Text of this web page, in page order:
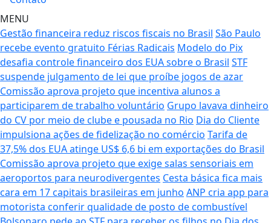
MENU
Gestão financeira reduz riscos fiscais no Brasil São Paulo
recebe evento gratuito Férias Radicais Modelo do Pix
desafia controle financeiro dos EUA sobre o Brasil STF
suspende julgamento de lei que proíbe jogos de azar
Comissão aprova projeto que incentiva alunos a
participarem de trabalho voluntário Grupo lavava dinheiro
do CV por meio de clube e pousada no Rio Dia do Cliente
impulsiona ações de fidelização no comércio Tarifa de
37,5% dos EUA atinge US$ 6,6 bi em exportações do Brasil
Comissão aprova projeto que exige salas sensoriais em
aeroportos para neurodivergentes Cesta básica fica mais
cara em 17 capitais brasileiras em junho ANP cria app para
motorista conferir qualidade de posto de combustível